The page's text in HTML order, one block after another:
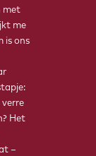
met
me
is ons
Het
–